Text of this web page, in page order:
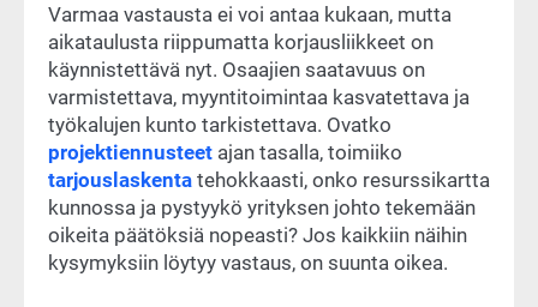
Varmaa vastausta ei voi antaa kukaan, mutta
aikataulusta riippumatta korjausliikkeet on
käynnistettävä nyt. Osaajien saatavuus on
varmistettava, myyntitoimintaa kasvatettava ja
työkalujen kunto tarkistettava. Ovatko
projektiennusteetajan tasalla, toimiiko
tarjouslaskentatehokkaasti, onko resurssikartta
kunnossa ja pystyykö yrityksen johto tekemään
oikeita päätöksiä nopeasti? Jos kaikkiin näihin
kysymyksiin löytyy vastaus, on suunta oikea.